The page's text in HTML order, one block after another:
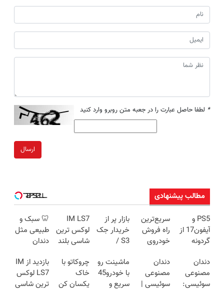
* لطفا حاصل عبارت را در جعبه متن روبرو وارد کنید
ارسال
مطالب پیشنهادی
PS5 و
آیفون17 از
گردونه
جایزه بگیر
🎁
سریع‌ترین
راه فروش
خودروی
بازار پر از
خریدار جک
S3 /
راحتی
بفروش
IM LS7
لوکس ترین
شاسی بلند
🦷 سبک و
طبیعی مثل
دندان
نصب آسان
و پرداخت
اقساطی 💳
دندان
مصنوعی
سوئیسی:
دندان
مصنوعی
سوئیسی |
ماشینت رو
با خودرو45
سریع و
چروکاتو با
خاک
یکسان کن
بازدید از IM
LS7 لوکس
ترین شاسی